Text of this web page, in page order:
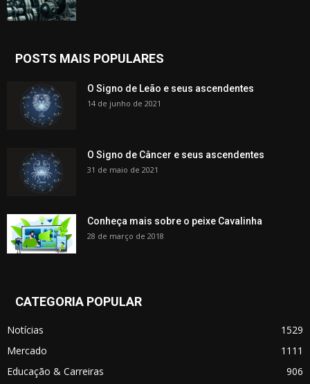
POSTS MAIS POPULARES
O Signo de Leão e seus ascendentes
14 de junho de 2021
O Signo de Câncer e seus ascendentes
31 de maio de 2021
Conheça mais sobre o peixe Cavalinha
28 de março de 2018
CATEGORIA POPULAR
Notícias
1529
Mercado
1111
Educação & Carreiras
906